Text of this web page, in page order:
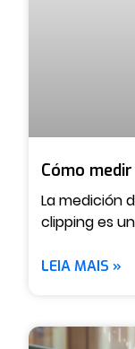
Cómo
La medición
clipping es un
LEIA MAIS »